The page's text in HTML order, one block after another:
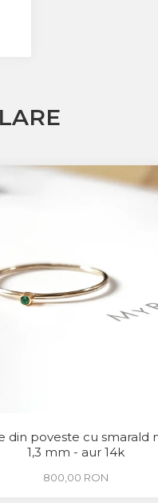
din poveste cu smarald
1,3 mm - aur 14k
800,00 RON